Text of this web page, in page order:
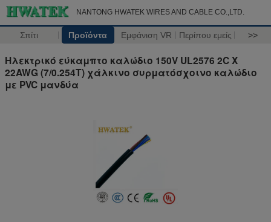
NANTONG HWATEK WIRES AND CABLE CO.,LTD.
Σπίτι Προϊόντα Εμφάνιση VR Περίπου εμείς >>
Ηλεκτρικό εύκαμπτο καλώδιο 150V UL2576 2C X
22AWG (7/0.254T) χάλκινο συρματόσχοινο καλώδιο
με PVC μανδύα